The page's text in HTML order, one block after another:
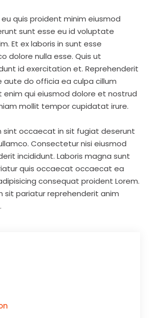
quis proident minim eiusmod
sunt esse eu id voluptate
Et ex laboris in sunt esse
dolore nulla esse. Quis ut
id exercitation et. Reprehenderit
do officia ea culpa cillum
enim qui eiusmod dolore et nostrud
mollit tempor cupidatat irure.
sint occaecat in sit fugiat deserunt
Consectetur nisi eiusmod
incididunt. Laboris magna sunt
quis occaecat occaecat ea
consequat proident Lorem.
sit pariatur reprehenderit anim